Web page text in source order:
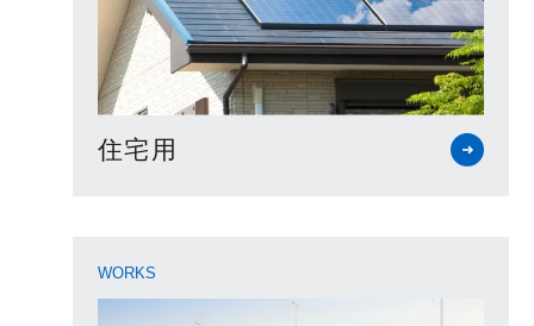
住宅用
WORKS